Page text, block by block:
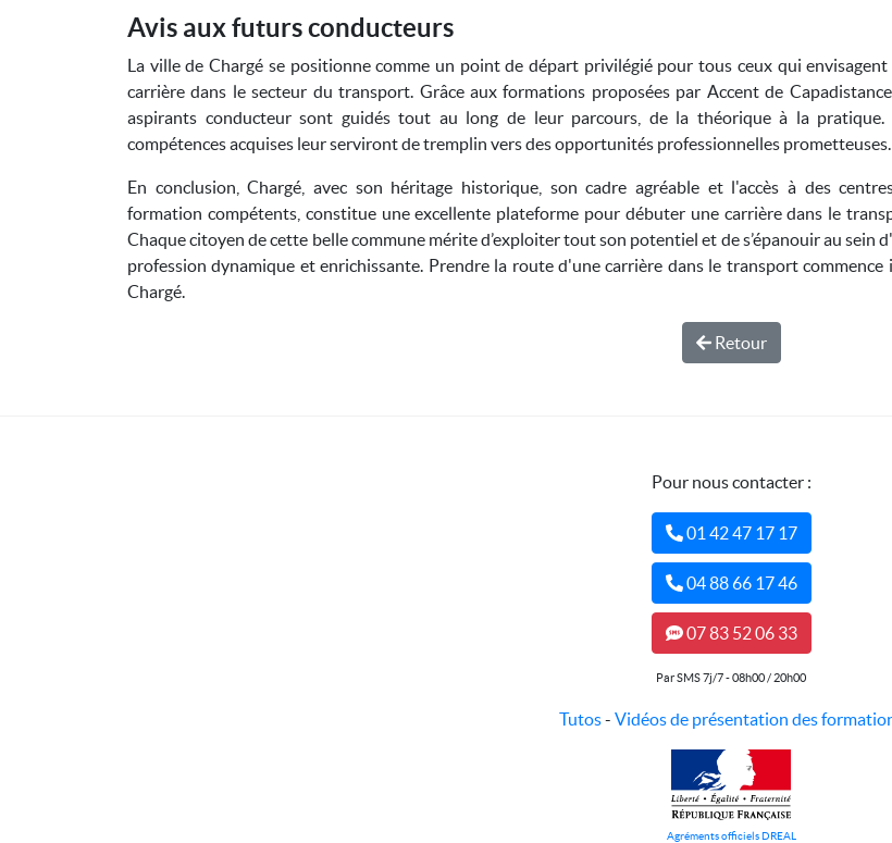
Avis aux futurs conducteurs
La ville de Chargé se positionne comme un point de départ privilégié pour tous ceux qui envisagent
carrière dans le secteur du transport. Grâce aux formations proposées par Accent de
aspirants conducteur sont guidés tout au long de leur parcours, de la théorique à la pratique.
compétences acquises leur serviront de tremplin vers des opportunités professionnelles prometteuses.
En conclusion, Chargé, avec son héritage historique, son cadre agréable et l'accès à des
formation compétents, constitue une excellente plateforme pour débuter une carrière dans le
Chaque citoyen de cette belle commune mérite d’exploiter tout son potentiel et de s’épanouir au sein
profession dynamique et enrichissante. Prendre la route d'une carrière dans le transport commence
Chargé.
Retour
Pour nous contacter :
01 42 47 17 17
04 88 66 17 46
07 83 52 06 33
Par SMS 7j/7 - 08h00 / 20h00
Tutos- Vidéos de présentation des
Agréments officiels DREAL